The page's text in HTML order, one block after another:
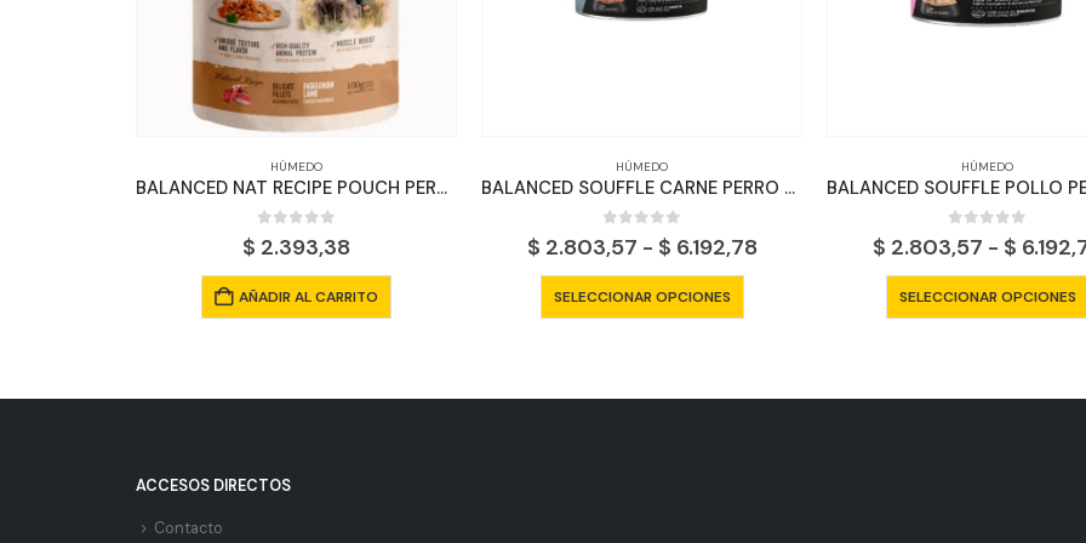
HÚMEDO
BALANCED NAT RECIPE POUCH PERRO ADULTO CORDERO X 100 GRS
$ 2.393,38
AÑADIR AL CARRITO
HÚMEDO
BALANCED SOUFFLE CARNE PERRO SENIOR
out of 5
$ 2.803,57 - $ 6.192,78Rango
SELECCIONAR OPCIONES
Este producto tiene múltiples variantes. Las opciones se pueden elegir en la página de producto
HÚMEDO
out of 5
$ 2.803,57 - $
SELECCIONAR OPCIONES
ACCESOS DIRECTOS
Contacto